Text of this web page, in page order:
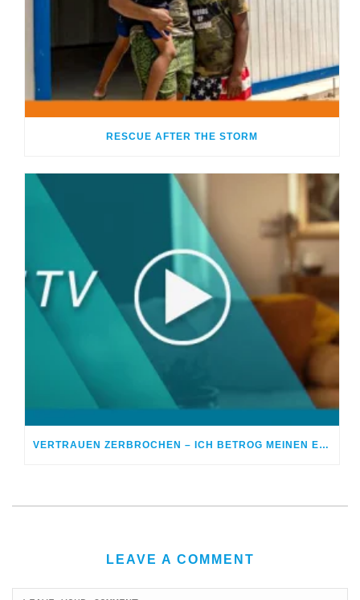
RESCUE AFTER THE STORM
VERTRAUEN ZERBROCHEN – ICH BETROG MEINEN EHEPARTNER
LEAVE A COMMENT